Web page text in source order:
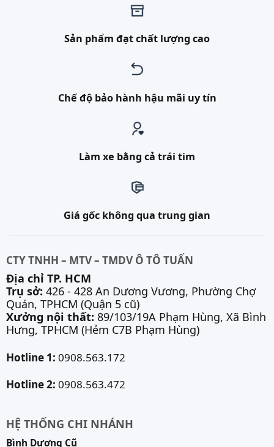
Sản phẩm đạt chất lượng cao
Chế độ bảo hành hậu mãi uy tín
Làm xe bằng cả trái tim
Giá gốc không qua trung gian
CTY TNHH – MTV – TMDV Ô TÔ TUẤN
Địa chỉ TP. HCM
Trụ sở: 426 - 428 An Dương Vương, Phường Chợ
Quán, TPHCM (Quận 5 cũ)
Xưởng nội thất: 89/103/19A Phạm Hùng, Xã Bình
Hưng, TPHCM (Hẻm C7B Phạm Hùng)
Hotline 1: 0908.563.172
Hotline 2: 0908.563.472
HỆ THỐNG CHI NHÁNH
Bình Dương Cũ